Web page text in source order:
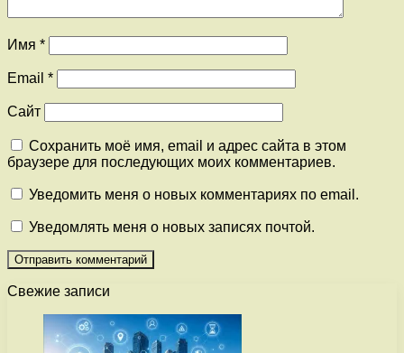
Имя *
Email *
Сайт
Сохранить моё имя, email и адрес сайта в этом
браузере для последующих моих комментариев.
Уведомить меня о новых комментариях по email.
Уведомлять меня о новых записях почтой.
Свежие записи